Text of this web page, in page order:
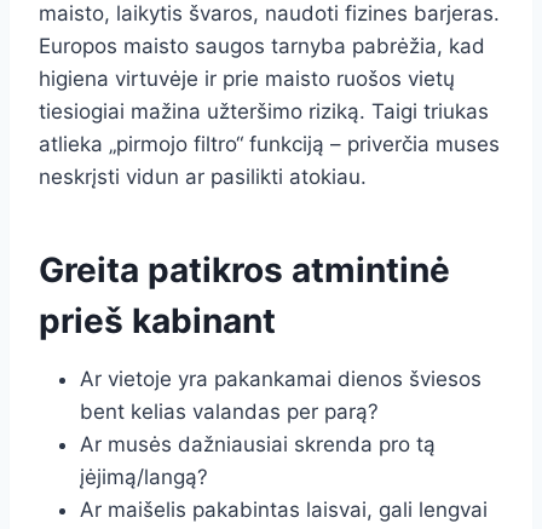
maisto, laikytis švaros, naudoti fizines barjeras.
Europos maisto saugos tarnyba pabrėžia, kad
higiena virtuvėje ir prie maisto ruošos vietų
tiesiogiai mažina užteršimo riziką. Taigi triukas
atlieka „pirmojo filtro“ funkciją – priverčia muses
neskrįsti vidun ar pasilikti atokiau.
Greita patikros atmintinė
prieš kabinant
Ar vietoje yra pakankamai dienos šviesos
bent kelias valandas per parą?
Ar musės dažniausiai skrenda pro tą
įėjimą/langą?
Ar maišelis pakabintas laisvai, gali lengvai